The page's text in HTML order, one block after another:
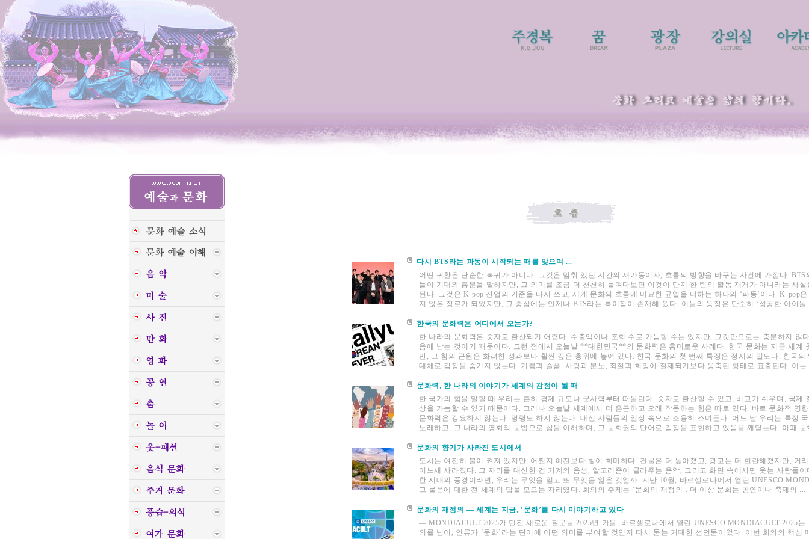
다시 BTS라는 파동이 시작되는 때를 맞으며 ...
어떤 귀환은 단순한 복귀가 아니다. 그것은 멈춰 있던 시간의 재가동이자, 흐름의 방향을 바꾸는 사건에 가깝다.
들이 기대와 흥분을 말하지만, 그 의미를 조금 더 천천히 들여다보면 이것이 단지 한 팀의 활동 재개가 아니라는 사
된다. 그것은 K-pop 산업의 기준을 다시 쓰고, 세계 문화의 흐름에 미묘한 균열을 더하는 하나의 ‘파동’이다. K-pop
지 않은 장르가 되었지만, 그 중심에는 언제나 BTS라는 특이점이 존재해 왔다. 이들의 등장은 단순히 ‘성공한 아이돌
한국의 문화력은 어디에서 오는가?
한 나라의 문화력은 숫자로 환산되기 어렵다. 수출액이나 조회 수로 가늠할 수는 있지만, 그것만으로는 충분하지 않
음에 남는 것이기 때문이다. 그런 점에서 오늘날 **대한민국**의 문화력은 흥미로운 사례다. 한국 문화는 지금 세계
만, 그 힘의 근원은 화려한 성과보다 훨씬 깊은 층위에 놓여 있다. 한국 문화의 첫 번째 특징은 정서의 밀도다. 한국의
대체로 감정을 숨기지 않는다. 기쁨과 슬픔, 사랑과 분노, 좌절과 희망이 절제되기보다 응축된 형태로 표출된다. 이는
문화력, 한 나라의 이야기가 세계의 감정이 될 때
한 국가의 힘을 말할 때 우리는 흔히 경제 규모나 군사력부터 떠올린다. 숫자로 환산할 수 있고, 비교가 쉬우며, 국제
상을 가늠할 수 있기 때문이다. 그러나 오늘날 세계에서 더 은근하고 오래 작동하는 힘은 따로 있다. 바로 문화적 영
문화력은 강요하지 않는다. 명령도 하지 않는다. 대신 사람들의 일상 속으로 조용히 스며든다. 어느 날 우리는 특정
노래하고, 그 나라의 영화적 문법으로 삶을 이해하며, 그 문화권의 단어로 감정을 표현하고 있음을 깨닫는다. 이때 문
문화의 향기가 사라진 도시에서
도시는 여전히 불이 켜져 있지만, 어쩐지 예전보다 빛이 희미하다. 건물은 더 높아졌고, 광고는 더 현란해졌지만, 거
어느새 사라졌다. 그 자리를 대신한 건 기계의 음성, 알고리즘이 골라주는 음악, 그리고 화면 속에서만 웃는 사람들
한 시대의 풍경이라면, 우리는 무엇을 얻고 또 무엇을 잃은 것일까. 지난 10월, 바르셀로나에서 열린 UNESCO
그 물음에 대한 전 세계의 답을 모으는 자리였다. 회의의 주제는 ‘문화의 재정의’. 더 이상 문화는 공연이나 축제의 ...
문화의 재정의 ― 세계는 지금, ‘문화’를 다시 이야기하고 있다
— MONDIACULT 2025가 던진 새로운 질문들 2025년 가을, 바르셀로나에서 열린 UNESCO MONDIACULT 2025는
의를 넘어, 인류가 ‘문화’라는 단어에 어떤 의미를 부여할 것인지 다시 묻는 거대한 선언문이었다. 이번 회의의 핵심